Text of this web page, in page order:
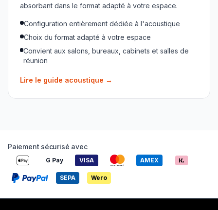
absorbant dans le format adapté à votre espace.
Configuration entièrement dédiée à l'acoustique
Choix du format adapté à votre espace
Convient aux salons, bureaux, cabinets et salles de
réunion
Lire le guide acoustique →
Paiement sécurisé avec
G Pay VISA AMEX
SEPA Wero